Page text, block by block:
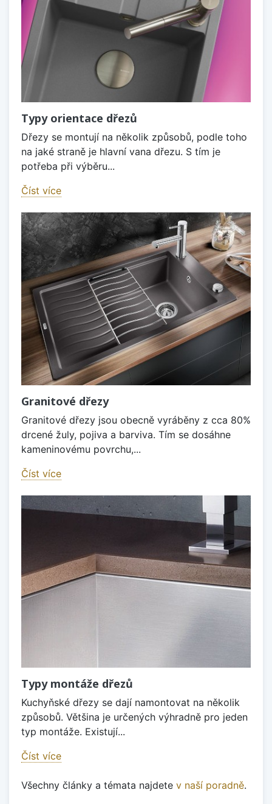
Typy orientace dřezů
Dřezy se montují na několik způsobů, podle toho
na jaké straně je hlavní vana dřezu. S tím je
potřeba při výběru...
Číst více
Granitové dřezy
Granitové dřezy jsou obecně vyráběny z cca 80%
drcené žuly, pojiva a barviva. Tím se dosáhne
kameninovému povrchu,...
Číst více
Typy montáže dřezů
Kuchyňské dřezy se dají namontovat na několik
způsobů. Většina je určených výhradně pro jeden
typ montáže. Existují...
Číst více
Všechny články a témata najdete v naší poradně.